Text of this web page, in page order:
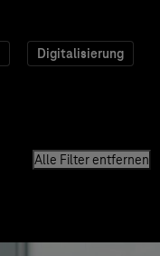
Digitalisierung
Alle Filter entfernen